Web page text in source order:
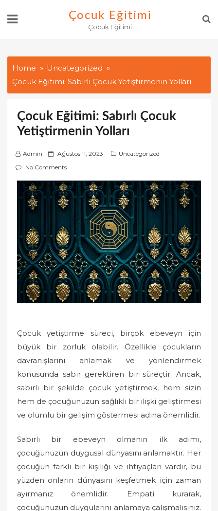
Çocuk Eğitimi
Çocuk Eğitimi
Home
Uncategorized
Çocuk Eğitimi: Sabırlı Çocuk Yetiştirmenin Yolları
Çocuk Eğitimi: Sabırlı Çocuk
Yetiştirmenin Yolları
Admin
P
o
t
n
Ağustos 11, 2023
Uncategorized
No Comments
Çocuk yetiştirme süreci, birçok ebeveyn için
büyük bir zorluk olabilir. Özellikle çocukların
davranışlarını anlamak ve yönlendirmek
konusunda sabır gerektiren bir süreçtir. Ancak,
sabırlı bir şekilde çocuk yetiştirmek, hem sizin
hem de çocuğunuzun sağlıklı bir ilişki geliştirmesi
ve olumlu bir gelişim göstermesi adına önemlidir.
Sabırlı bir ebeveyn olmanın ilk adımı,
çocuğunuzun duygusal dünyasını anlamaktır. Her
çocuğun farklı bir kişiliği ve ihtiyaçları vardır, bu
yüzden onların dünyasını keşfetmek için zaman
ayırmanız önemlidir. Empati kurarak,
çocuğunuzun duygularını anlamaya çalışmalısınız.